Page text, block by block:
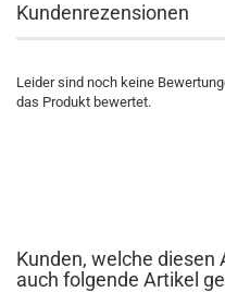
Kundenrezensionen
Leider sind noch keine
das Produkt bewertet.
Kunden, welche diesen
auch folgende Artikel